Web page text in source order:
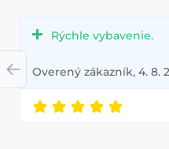
Rýchle vybavenie.
Overený zákazník, 4. 8.